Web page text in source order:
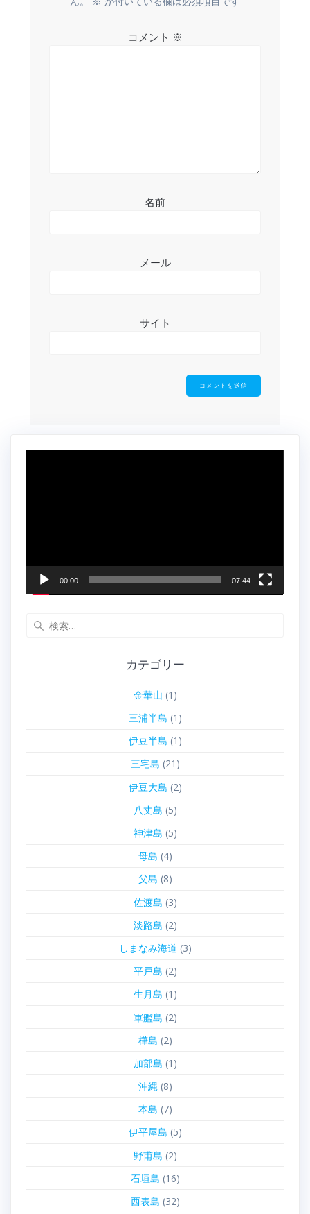
コメント ※
名前
メール
サイト
00:00 07:44
カテゴリー
金華山 (1)
三浦半島 (1)
伊豆半島 (1)
三宅島 (21)
伊豆大島 (2)
八丈島 (5)
神津島 (5)
母島 (4)
父島 (8)
佐渡島 (3)
淡路島 (2)
しまなみ海道 (3)
平戸島 (2)
生月島 (1)
軍艦島 (2)
樺島 (2)
加部島 (1)
沖縄(8)
本島 (7)
伊平屋島 (5)
野甫島 (2)
石垣島 (16)
西表島 (32)